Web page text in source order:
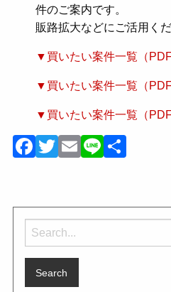
Search
for:
件のご案内です。
販路拡大などにご活用くだ
▼買いたい案件一覧（
▼買いたい案件一覧（
▼買いたい案件一覧（
Facebook
Twitter
Email
Line